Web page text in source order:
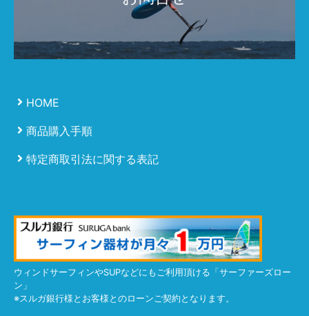
HOME
商品購入手順
特定商取引法に関する表記
ウィンドサーフィンやSUPなどにもご利用頂ける「サーファーズロー
ン」
※スルガ銀行様とお客様とのローンご契約となります。